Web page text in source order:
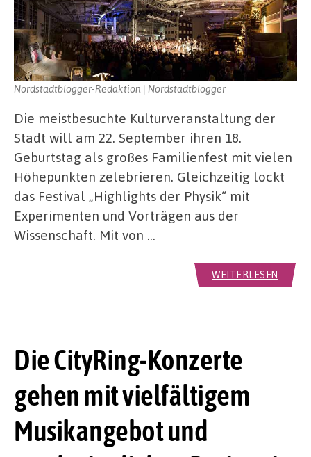
Nordstadtblogger-Redaktion | Nordstadtblogger
Die meistbesuchte Kulturveranstaltung der
Stadt will am 22. September ihren 18.
Geburtstag als großes Familienfest mit vielen
Höhepunkten zelebrieren. Gleichzeitig lockt
das Festival „Highlights der Physik“ mit
Experimenten und Vorträgen aus der
Wissenschaft. Mit von …
WEITERLESEN
Die CityRing-Konzerte
gehen mit vielfältigem
Musikangebot und